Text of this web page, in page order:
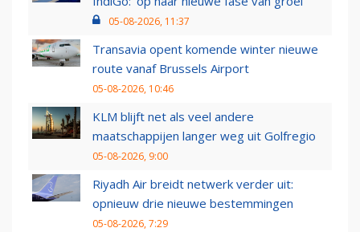
05-08-2026, 11:37
Transavia opent komende winter nieuwe
route vanaf Brussels Airport
05-08-2026, 10:46
KLM blijft net als veel andere
maatschappijen langer weg uit Golfregio
05-08-2026, 9:00
Riyadh Air breidt netwerk verder uit:
opnieuw drie nieuwe bestemmingen
05-08-2026, 7:29